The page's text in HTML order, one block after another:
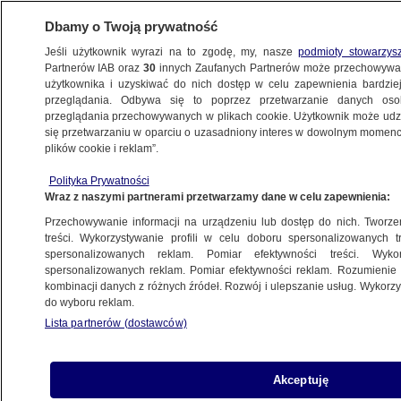
METEO
POLSKA
nieczynny
2.06.2024, 21:19Aktualizacja: 3.06.2024, 07:25
Udostępnij
Dbamy o Twoją prywatność
Jeśli użytkownik wyrazi na to zgodę, my, naszepodmioty
Partnerów IAB oraz30 innych Zaufanych Partnerów może
użytkownika i uzyskiwać do nich dostęp w celu zapewnienia
przeglądania. Odbywa się to poprzez przetwarzanie danych
przeglądania przechowywanych w plikach cookie. Użytkownik może
się przetwarzaniu w oparciu o uzasadniony interes w dowolnym
plików cookie i reklam”.
Polityka Prywatności
Wraz z naszymi partnerami przetwarzamy dane w celu zapewnienia:
Przechowywanie informacji na urządzeniu lub dostęp do nich.
treści. Wykorzystywanie profili w celu doboru spersonalizowanych
spersonalizowanych reklam. Pomiar efektywności treści.
spersonalizowanych reklam. Pomiar efektywności reklam.
kombinacji danych z różnych źródeł. Rozwój i ulepszanie usług.
do wyboru reklam.
Lista partnerów (dostawców)
Akceptuję